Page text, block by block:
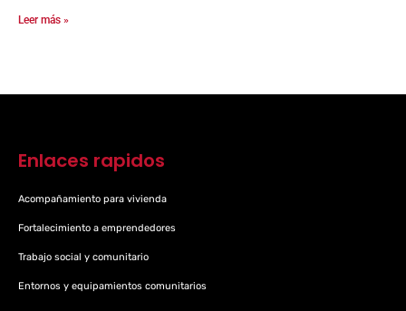
Leer más »
Enlaces rapidos
Acompañamiento para vivienda
Fortalecimiento a emprendedores
Trabajo social y comunitario
Entornos y equipamientos comunitarios